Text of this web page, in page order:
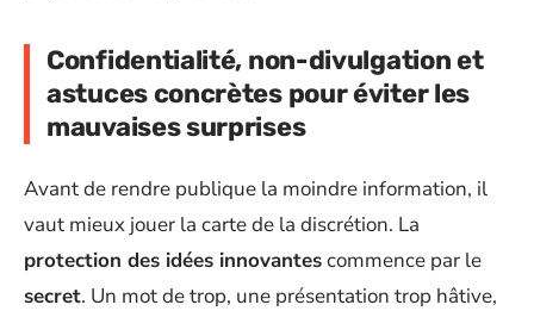
Confidentialité, non-divulgation et
astuces concrètes pour éviter les
mauvaises surprises
Avant de rendre publique la moindre information, il
vaut mieux jouer la carte de la discrétion. La
protection des idées innovantescommence par le
secret. Un mot de trop, une présentation trop hâtive,